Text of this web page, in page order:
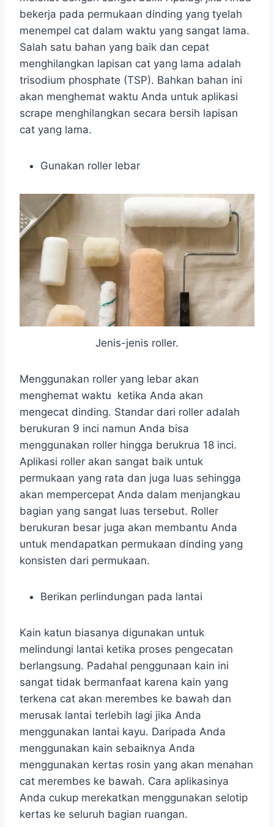
bekerja pada permukaan dinding yang tyelah
menempel cat dalam waktu yang sangat lama.
Salah satu bahan yang baik dan cepat
menghilangkan lapisan cat yang lama adalah
trisodium phosphate (TSP). Bahkan bahan ini
akan menghemat waktu Anda untuk aplikasi
scrape menghilangkan secara bersih lapisan
cat yang lama.
Gunakan roller lebar
Jenis-jenis roller.
Menggunakan roller yang lebar akan
menghemat waktu ketika Anda akan
mengecat dinding. Standar dari roller adalah
berukuran 9 inci namun Anda bisa
menggunakan roller hingga berukrua 18 inci.
Aplikasi roller akan sangat baik untuk
permukaan yang rata dan juga luas sehingga
akan mempercepat Anda dalam menjangkau
bagian yang sangat luas tersebut. Roller
berukuran besar juga akan membantu Anda
untuk mendapatkan permukaan dinding yang
konsisten dari permukaan.
Berikan perlindungan pada lantai
Kain katun biasanya digunakan untuk
melindungi lantai ketika proses pengecatan
berlangsung. Padahal penggunaan kain ini
sangat tidak bermanfaat karena kain yang
terkena cat akan merembes ke bawah dan
merusak lantai terlebih lagi jika Anda
menggunakan lantai kayu. Daripada Anda
menggunakan kain sebaiknya Anda
menggunakan kertas rosin yang akan menahan
cat merembes ke bawah. Cara aplikasinya
Anda cukup merekatkan menggunakan selotip
kertas ke seluruh bagian ruangan.